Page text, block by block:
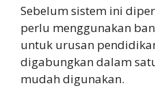
Sebelum sistem ini
perlu menggunakan
untuk urusan
digabungkan dalam
mudah digunakan.